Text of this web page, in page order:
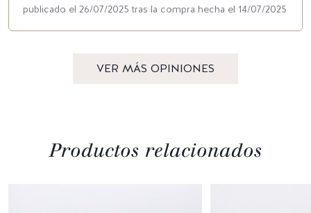
publicado el 26/07/2025 tras la compra hecha el 14/07/2025
VER MÁS OPINIONES
Productos relacionados